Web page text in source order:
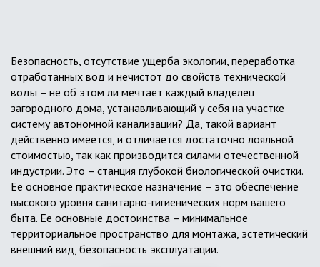
Безопасность, отсутствие ущерба экологии, переработка
отработанных вод и нечистот до свойств технической
воды – не об этом ли мечтает каждый владелец
загородного дома, устанавливающий у себя на участке
систему автономной канализации? Да, такой вариант
действенно имеется, и отличается достаточно лояльной
стоимостью, так как производится силами отечественной
индустрии. Это – станция глубокой биологической очистки.
Ее основное практическое назначение – это обеспечение
высокого уровня санитарно-гигиенических норм вашего
быта. Ее основные достоинства – минимальное
территориальное пространство для монтажа, эстетический
внешний вид, безопасность эксплуатации.